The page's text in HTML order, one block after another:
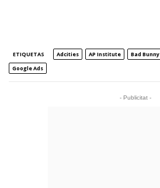
ETIQUETAS Adcities AP Institute Bad Bunny
Google Ads
- Publicitat -